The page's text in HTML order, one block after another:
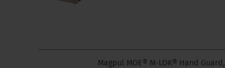
Magpul MOE® M-LOK® Hand Guard,